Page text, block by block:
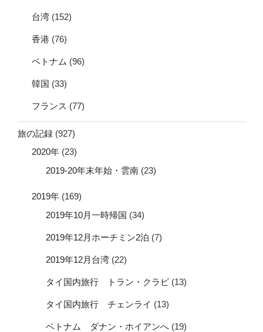
台湾 (152)
香港 (76)
ベトナム (96)
韓国 (33)
フランス (77)
旅の記録 (927)
2020年 (23)
2019-20年末年始・雲南 (23)
2019年 (169)
2019年10月一時帰国 (34)
2019年12月ホーチミン2泊 (7)
2019年12月台湾 (22)
タイ国内旅行 トラン・クラビ (13)
タイ国内旅行 チェンライ (13)
ベトナム ダナン・ホイアンへ (19)